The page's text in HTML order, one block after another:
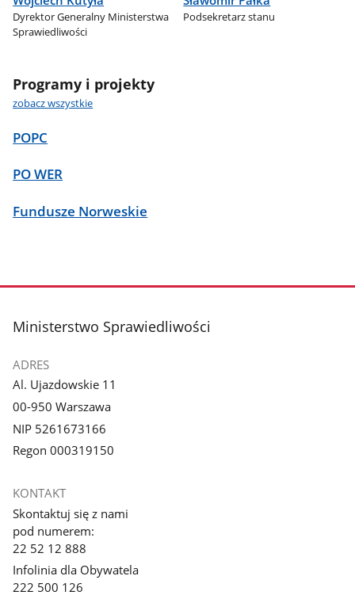
Dyrektor Generalny Ministerstwa
Sprawiedliwości
Podsekretarz stanu
Programy i projekty
zobacz wszystkie
POPC
PO WER
Fundusze Norweskie
stopka
Ministerstwo Sprawiedliwości
ADRES
Al. Ujazdowskie 11
00-950 Warszawa
NIP 5261673166
Regon 000319150
KONTAKT
Skontaktuj się z nami
pod numerem:
22 52 12 888
Infolinia dla Obywatela
222 500 126